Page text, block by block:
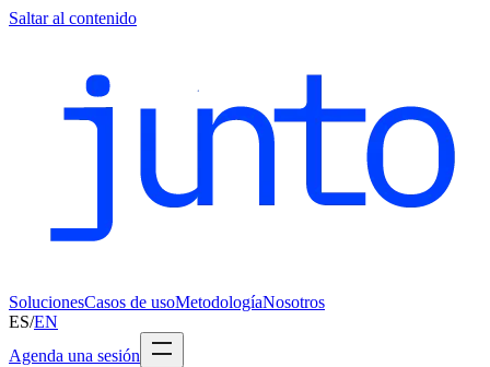
Saltar al contenido
SolucionesCasos de usoMetodologíaNosotros
ES/EN
Agenda una sesión